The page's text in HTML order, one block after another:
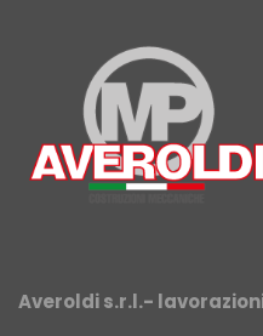
Averoldi s.r.l.-